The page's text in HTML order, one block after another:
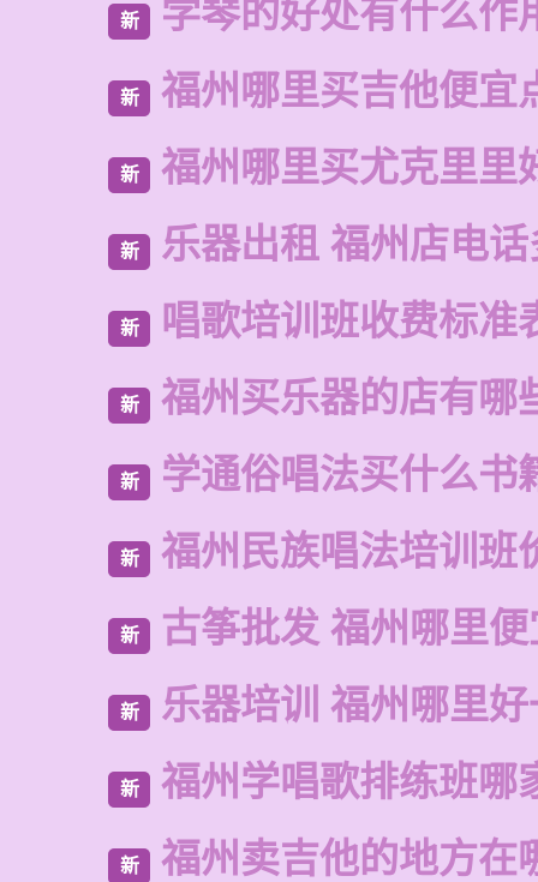
新 学琴的好处有什么作
新 福州哪里买吉他便宜
新 福州哪里买尤克里里
新 乐器出租 福州店电
新 唱歌培训班收费标准
新 福州买乐器的店有哪
新 学通俗唱法买什么书
新 福州民族唱法培训班
新 古筝批发 福州哪里
新 乐器培训 福州哪里
新 福州学唱歌排练班哪
新 福州卖吉他的地方在